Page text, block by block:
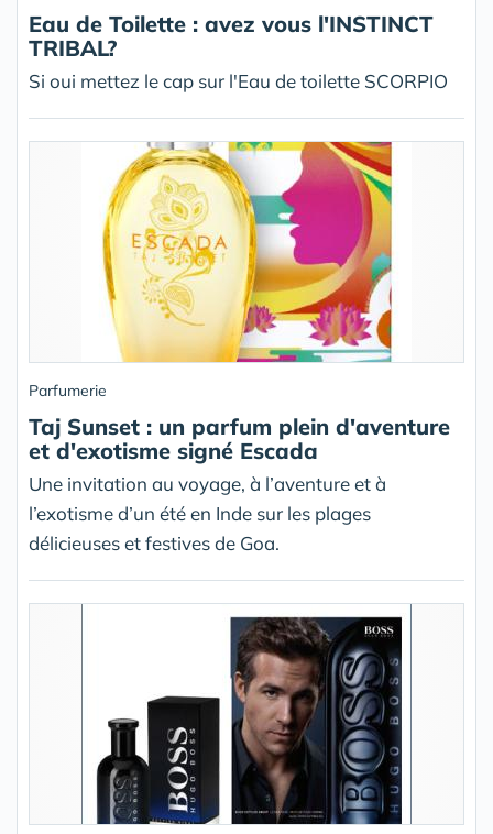
Eau de Toilette : avez vous l'INSTINCT
TRIBAL?
Si oui mettez le cap sur l'Eau de toilette SCORPIO
Parfumerie
Taj Sunset : un parfum plein d'aventure
et d'exotisme signé Escada
Une invitation au voyage, à l’aventure et à
l’exotisme d’un été en Inde sur les plages
délicieuses et festives de Goa.